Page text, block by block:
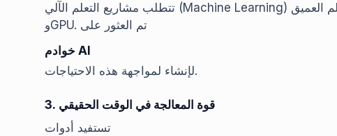
تتطلب مشاريع التعلم الآلي (Machine Learning) والتعلم العميق (Deep Learning) معالجات ذات أداء عالي
وGPU. تم العثور على
خوادم AI
لإنشاء لمواجهة هذه الاحتياجات.
3. قوة المعالجة في الوقت الحقيقي
تستفيد أدوات